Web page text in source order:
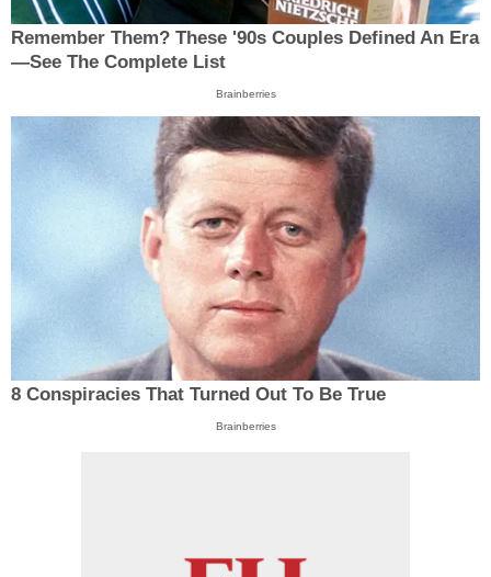
Remember Them? These '90s Couples Defined An Era
—See The Complete List
Brainberries
8 Conspiracies That Turned Out To Be True
Brainberries